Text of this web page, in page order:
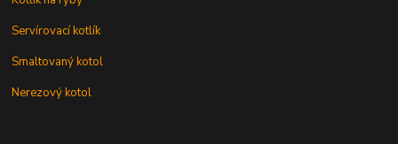
Servírovací kotlík
Smaltovaný kotol
Nerezový kotol